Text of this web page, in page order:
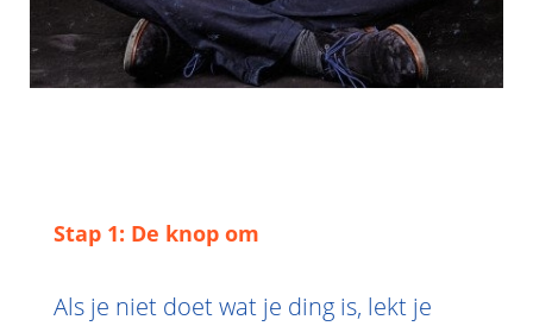
Stap 1: De knop om
Als je niet doet wat je ding is, lekt je